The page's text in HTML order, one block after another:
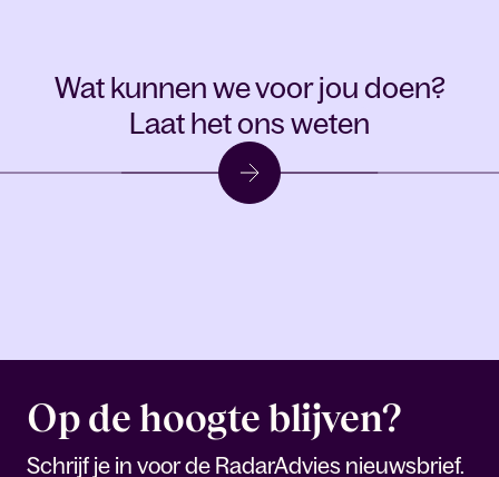
Wat kunnen we voor jou doen?
Laat het ons weten
Op de hoogte blijven?
Schrijf je in voor de RadarAdvies nieuwsbrief.